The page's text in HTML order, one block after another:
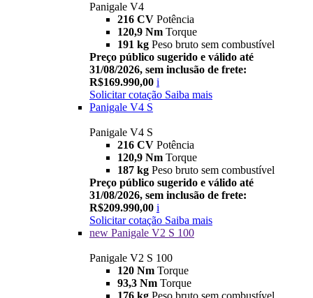
Panigale V4
216 CV Potência
120,9 Nm Torque
191 kg Peso bruto sem combustível
Preço público sugerido e válido até
31/08/2026, sem inclusão de frete:
R$169.990,00 i
Solicitar cotação Saiba mais
Panigale V4 S
Panigale V4 S
216 CV Potência
120,9 Nm Torque
187 kg Peso bruto sem combustível
Preço público sugerido e válido até
31/08/2026, sem inclusão de frete:
R$209.990,00 i
Solicitar cotação Saiba mais
new Panigale V2 S 100
Panigale V2 S 100
120 Nm Torque
93,3 Nm Torque
176 kg Peso bruto sem combustível